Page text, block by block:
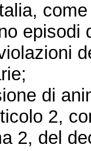
episodi
di
2,
2, del